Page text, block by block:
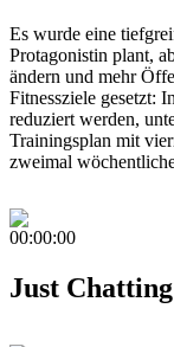
Es wurde eine
Protagonistin plant,
ändern und mehr
Fitnessziele gesetzt:
reduziert werden,
Trainingsplan mit
zweimal
00:00:00
Just Chatting